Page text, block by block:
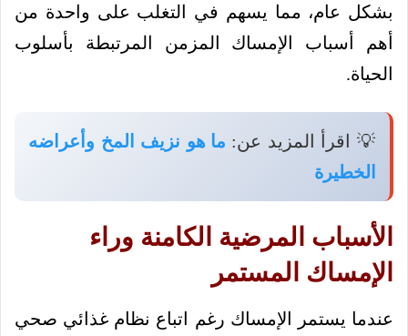
بشكل عام، مما يسهم في التغلب على واحدة من
أهم أسباب الإمساك المزمن المرتبطة بأسلوب
الحياة.
💡 اقرأ المزيد عن: ما هو نزيف المخ وأعراضه
الخطيرة
الأسباب المرضية الكامنة وراء
الإمساك المستمر
عندما يستمر الإمساك رغم اتباع نظام غذائي صحي